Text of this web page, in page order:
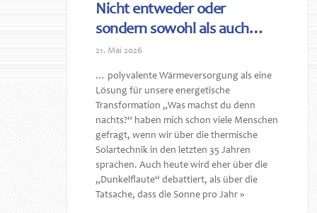
Nicht entweder oder
sondern sowohl als auch…
21. Mai 2026
… polyvalente Wärmeversorgung als eine
Lösung für unsere energetische
Transformation „Was machst du denn
nachts?“ haben mich schon viele Menschen
gefragt, wenn wir über die thermische
Solartechnik in den letzten 35 Jahren
sprachen. Auch heute wird eher über die
„Dunkelflaute“ debattiert, als über die
Tatsache, dass die Sonne pro Jahr »